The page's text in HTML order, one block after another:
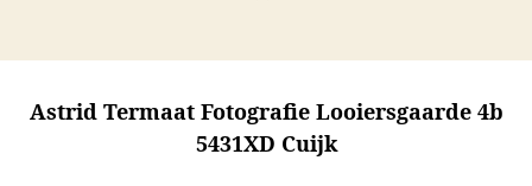
Astrid Termaat Fotografie Looiersgaarde 4b
5431XD Cuijk